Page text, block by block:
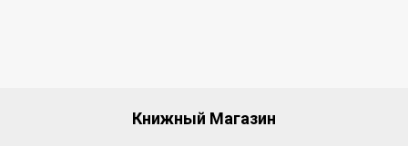
Книжный Магазин